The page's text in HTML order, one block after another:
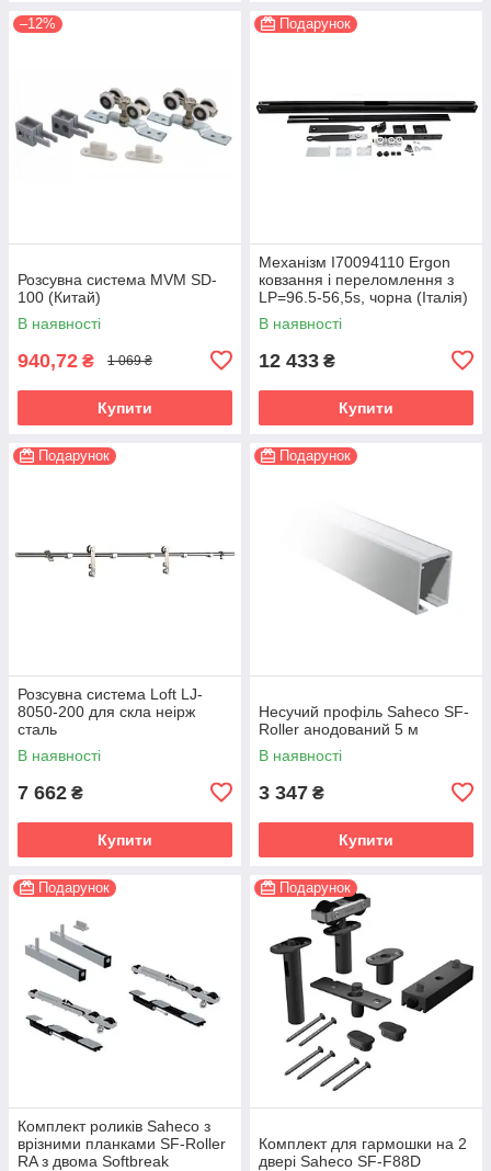
–12%
Розсувна система MVM SD-
100 (Китай)
В наявності
940,72 ₴ 1 069 ₴
Купити
Подарунок
Механізм I70094110 Ergon
ковзання і переломлення з
LP=96.5-56,5s, чорна (Італія)
В наявності
12 433 ₴
Купити
Подарунок
Розсувна система Loft LJ-
8050-200 для скла неірж
сталь
В наявності
7 662 ₴
Купити
Подарунок
Несучий профіль Saheco SF-
Roller анодований 5 м
В наявності
3 347 ₴
Купити
Подарунок
Комплект роликів Saheco з
врізними планками SF-Roller
RA з двома Softbreak
Подарунок
Комплект для гармошки на 2
двері Saheco SF-F88D